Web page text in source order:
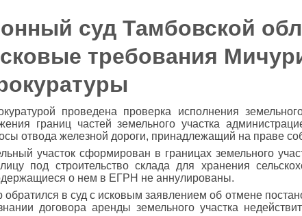
суд Тамбовской
требования
проведена проверка исполнения
границ частей земельного участка
отвода железной дороги, принадлежащий на праве
участок сформирован в границах земельного
под строительство склада для хранения
о нем в ЕГРН не аннулированы.
обратился в суд с исковым заявлением об отмене
договора аренды земельного участка